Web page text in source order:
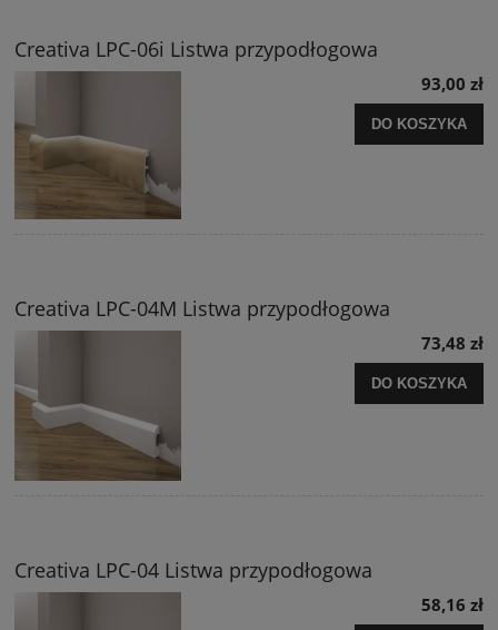
Creativa LPC-06i Listwa przypodłogowa
93,00 zł
DO KOSZYKA
Creativa LPC-04M Listwa przypodłogowa
73,48 zł
DO KOSZYKA
Creativa LPC-04 Listwa przypodłogowa
58,16 zł